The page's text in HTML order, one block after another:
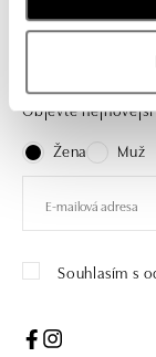
Přihlaste
Objevte
Žena
Muž
Souhlasím s